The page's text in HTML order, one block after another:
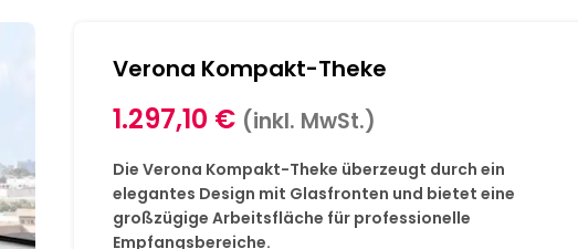
Verona Kompakt-Theke
1.297,10 € (inkl. MwSt.)
Die Verona Kompakt-Theke überzeugt durch ein
elegantes Design mit Glasfronten und bietet eine
großzügige Arbeitsfläche für professionelle
Empfangsbereiche.